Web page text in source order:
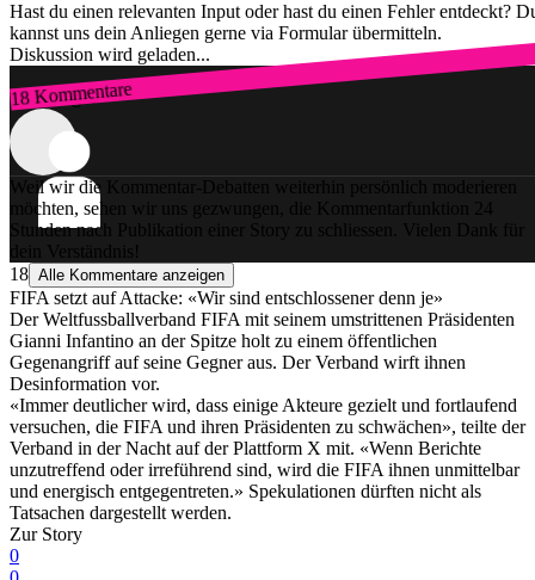
Hast du einen relevanten Input oder hast du einen Fehler entdeckt?
kannst uns dein Anliegen gerne via Formular übermitteln.
Diskussion wird geladen...
18 Kommentare
Zum Login
Weil wir die Kommentar-Debatten weiterhin persönlich moderieren
möchten, sehen wir uns gezwungen, die Kommentarfunktion 24
Stunden nach Publikation einer Story zu schliessen. Vielen Dank für
dein Verständnis!
18 Alle Kommentare anzeigen
FIFA setzt auf Attacke: «Wir sind entschlossener denn je»
Der Weltfussballverband FIFA mit seinem umstrittenen Präsidenten
Gianni Infantino an der Spitze holt zu einem öffentlichen
Gegenangriff auf seine Gegner aus. Der Verband wirft ihnen
Desinformation vor.
«Immer deutlicher wird, dass einige Akteure gezielt und fortlaufend
versuchen, die FIFA und ihren Präsidenten zu schwächen», teilte der
Verband in der Nacht auf der Plattform X mit. «Wenn Berichte
unzutreffend oder irreführend sind, wird die FIFA ihnen unmittelbar
und energisch entgegentreten.» Spekulationen dürften nicht als
Tatsachen dargestellt werden.
Zur Story
0